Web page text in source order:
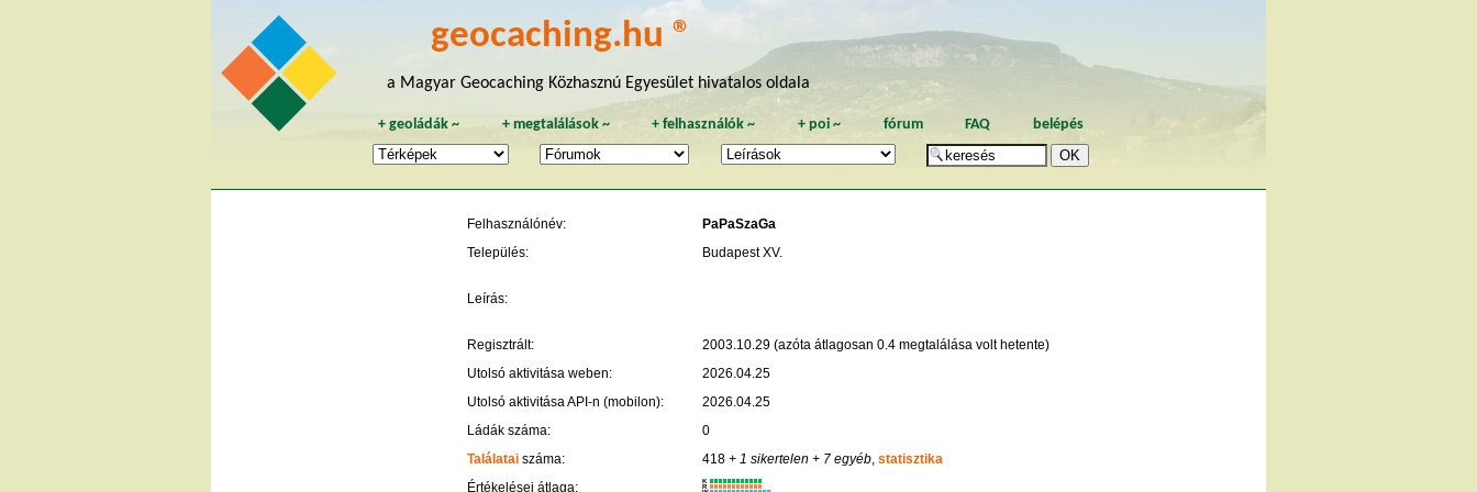
geocaching.hu ®
a Magyar Geocaching Közhasznú Egyesület hivatalos oldala
+geoládák ~ + megtalálások~ +felhasználók ~ + poi~ fórum FAQ belépés
Felhasználónév:
PaPaSzaGa
Település:
Budapest XV.
Leírás:
Regisztrált:
2003.10.29 (azóta átlagosan 0.4 megtalálása volt hetente)
Utolsó aktivitása weben:
2026.04.25
Utolsó aktivitása API-n (mobilon):
2026.04.25
Ládák száma:
0
Találatai száma: 418+ 1 sikertelen + 7 egyéb, statisztika
Értékelései átlaga:
K
R